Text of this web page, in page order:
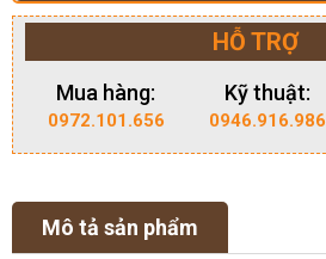
HỖ TRỢ
Mua hàng:
0972.101.656
Kỹ thuật:
0946.916.986
Mô tả sản phẩm